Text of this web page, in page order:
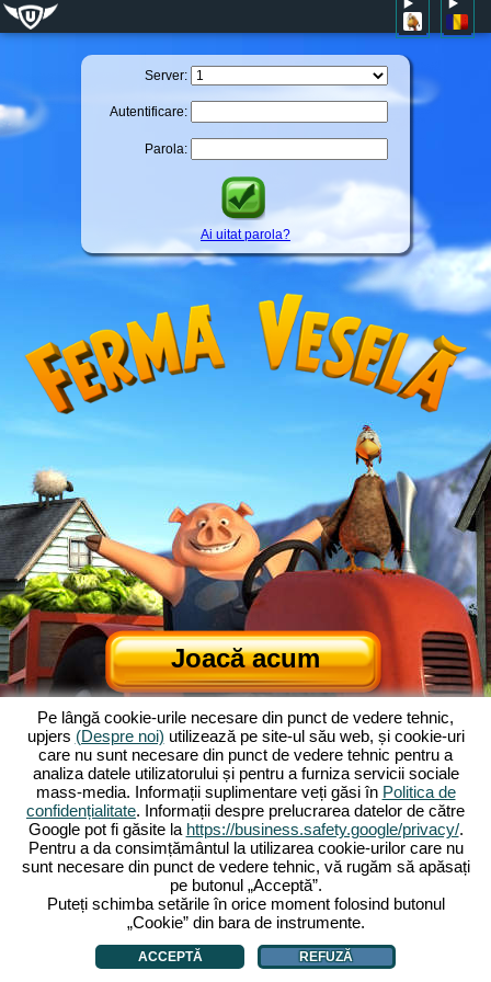
Server:
Autentificare:
Parola:
Ai uitat parola?
Joacă acum
Despre Ferma Veselă|Povestea din spatele jocului de browser|
Caracteristicile|TCG|Contact/Credite|Declarația de confidențialitate|
|My Free Farm 2 App|Google Play
Jocuri de browser - Upjers.com|Gestionarea cookie-urilor
Pe lângă cookie-urile necesare din punct de vedere tehnic,
upjers (Despre noi) utilizează pe site-ul său web, și cookie-uri
care nu sunt necesare din punct de vedere tehnic pentru a
analiza datele utilizatorului și pentru a furniza servicii sociale
mass-media. Informații suplimentare veți găsi în Politica de
confidențialitate. Informații despre prelucrarea datelor de către
Google pot fi găsite la https://business.safety.google/privacy/.
Pentru a da consimțământul la utilizarea cookie-urilor care nu
sunt necesare din punct de vedere tehnic, vă rugăm să apăsați
pe butonul „Acceptă”.
Puteți schimba setările în orice moment folosind butonul
„Cookie” din bara de instrumente.
ACCEPTĂ REFUZĂ